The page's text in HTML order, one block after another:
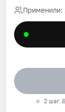
Применили:
2 шаг.